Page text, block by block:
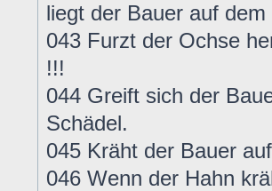
liegt der Bauer auf
043 Furzt der Ochse
!!!
044 Greift sich der
Schädel.
045 Kräht der Bauer
046 Wenn der Hahn